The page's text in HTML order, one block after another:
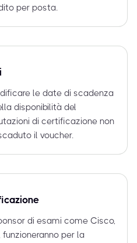
per posta.
le date di scadenza
disponibilità del
di certificazione non
il voucher.
di esami come Cisco,
per la